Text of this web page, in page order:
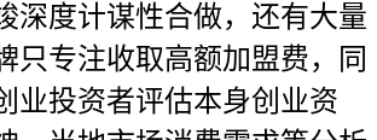
深度计谋性合做，还有大量
只专注收取高额加盟费，同
业投资者评估本身创业资